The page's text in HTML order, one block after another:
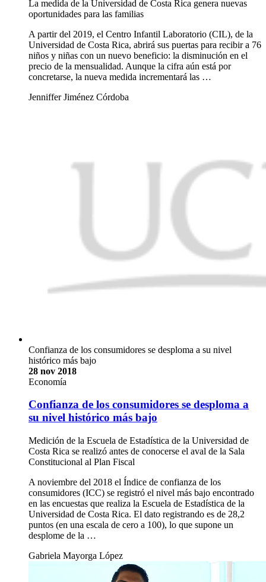
La medida de la Universidad de Costa Rica genera nuevas
oportunidades para las familias
A partir del 2019, el Centro Infantil Laboratorio (CIL), de la
Universidad de Costa Rica, abrirá sus puertas para recibir a 76
niños y niñas con un nuevo beneficio: la disminución en el
precio de la mensualidad. Aunque la cifra aún está por
concretarse, la nueva medida incrementará las …
Jenniffer Jiménez Córdoba
Confianza de los consumidores se desploma a su nivel
histórico más bajo
28 nov 2018
Economía
Confianza de los consumidores se desploma a
su nivel histórico más bajo
Medición de la Escuela de Estadística de la Universidad de
Costa Rica se realizó antes de conocerse el aval de la Sala
Constitucional al Plan Fiscal
A noviembre del 2018 el Índice de confianza de los
consumidores (ICC) se registró el nivel más bajo encontrado
en las encuestas que realiza la Escuela de Estadística de la
Universidad de Costa Rica. El dato registrando es de 28,2
puntos (en una escala de cero a 100), lo que supone un
desplome de la …
Gabriela Mayorga López